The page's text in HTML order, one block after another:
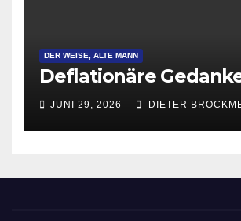
DER WEISE, ALTE MANN
Deflationäre
JUNI 29, 2026 DIETER